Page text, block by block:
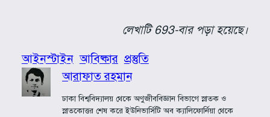
লেখাটি 693-বার পড়া হয়েছে।
আইনস্টাইন আবিষ্কার প্রস্তুতি
আরাফাত রহমান
ঢাকা বিশ্ববিদ্যালয় থেকে অণুজীববিজ্ঞান বিভাগে স্নাতক ও
স্নাতকোত্তর শেষ করে ইউনিভার্সিটি অব ক্যালিফোর্নিয়া থেকে